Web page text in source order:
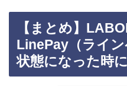
【まとめ】
LinePay（ライ
状態になった時